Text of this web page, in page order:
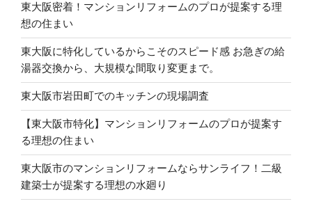
東大阪密着！マンションリフォームのプロが提案する理
想の住まい
東大阪に特化しているからこそのスピード感 お急ぎの給
湯器交換から、大規模な間取り変更まで。
東大阪市岩田町でのキッチンの現場調査
【東大阪市特化】マンションリフォームのプロが提案す
る理想の住まい
東大阪市のマンションリフォームならサンライフ！二級
建築士が提案する理想の水廻り